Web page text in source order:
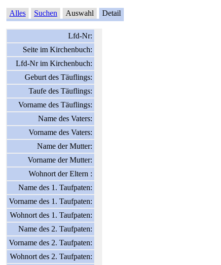
Alles Suchen Auswahl Detail
Lfd-Nr:
Seite im Kirchenbuch:
Lfd-Nr im Kirchenbuch:
Geburt des Täuflings:
Taufe des Täuflings:
Vorname des Täuflings:
Name des Vaters:
Vorname des Vaters:
Name der Mutter:
Vorname der Mutter:
Wohnort der Eltern :
Name des 1. Taufpaten:
Vorname des 1. Taufpaten:
Wohnort des 1. Taufpaten:
Name des 2. Taufpaten:
Vorname des 2. Taufpaten:
Wohnort des 2. Taufpaten: